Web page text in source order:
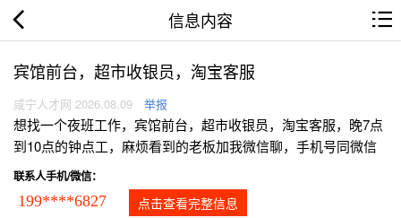
信息内容
宾馆前台，超市收银员，淘宝客服
咸宁人才网 2026.08.09 举报
想找一个夜班工作，宾馆前台，超市收银员，淘宝客服，晚7点
到10点的钟点工，麻烦看到的老板加我微信聊，手机号同微信
联系人手机/微信：
199****6827 点击查看完整信息